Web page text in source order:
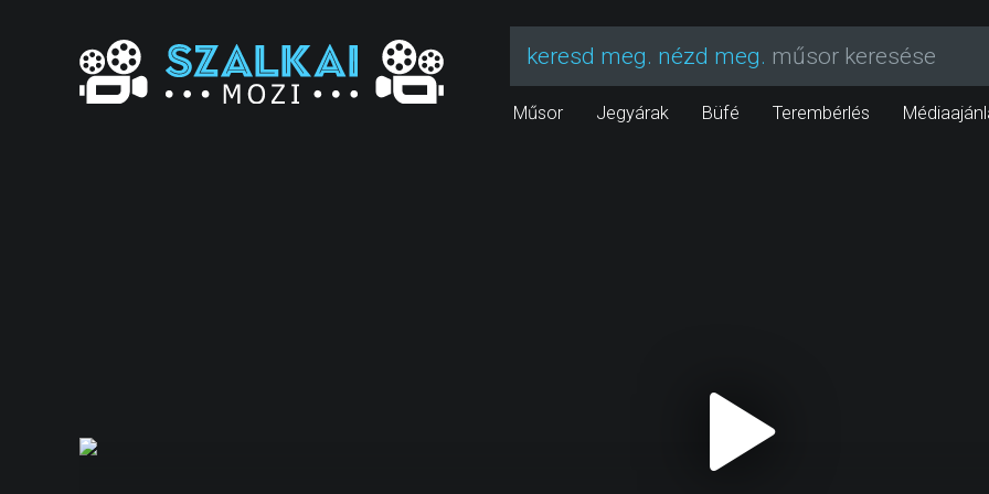
keresd meg. nézd meg. műsor keresése
Műsor Jegyárak Büfé Terembérlés